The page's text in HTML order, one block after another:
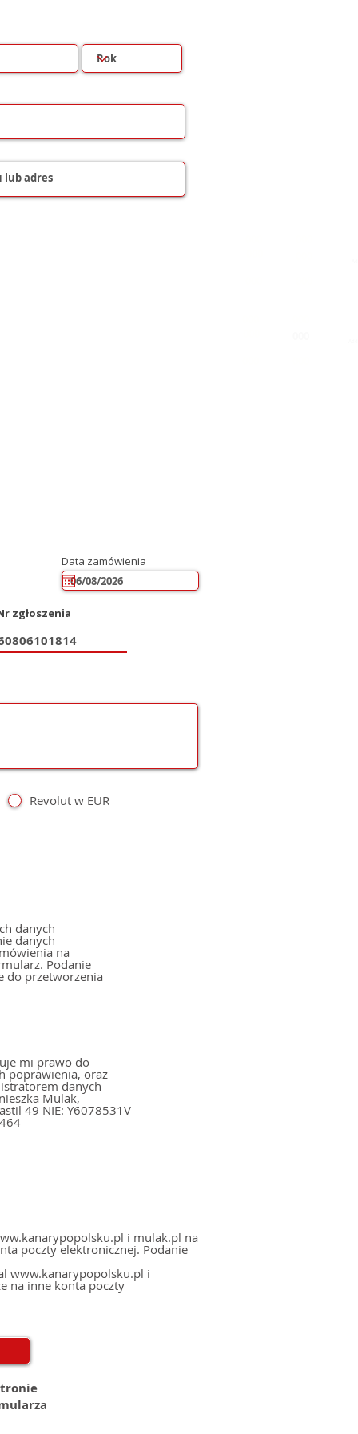
Data zamówienia
zgłoszenia
Revolut w EUR
danych
danych
na
Podanie
do przetworzenia
mi prawo do
poprawienia, oraz
danych
i mulak.pl na
elektronicznej. Podanie
www.kanarypopolsku.pl i
na inne konta poczty